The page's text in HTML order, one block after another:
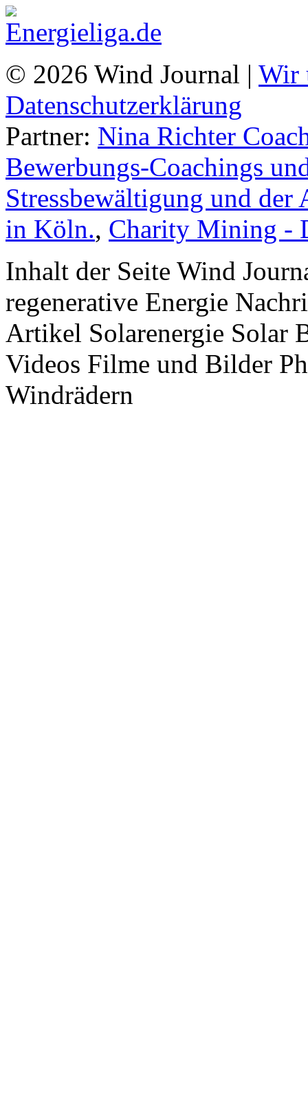
© 2026 Wind Journal | Wir
Datenschutzerklärung
Partner: Nina Richter
Bewerbungs-Coachings
Stressbewältigung und
in Köln., Charity Mining -
Inhalt der Seite Wind
regenerative Energie
Artikel Solarenergie Solar
Videos Filme und Bilder
Windrädern